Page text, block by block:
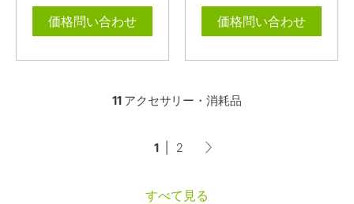
価格問い合わせ 価格問い合わせ
11 アクセサリー・消耗品
1 2
すべて見る